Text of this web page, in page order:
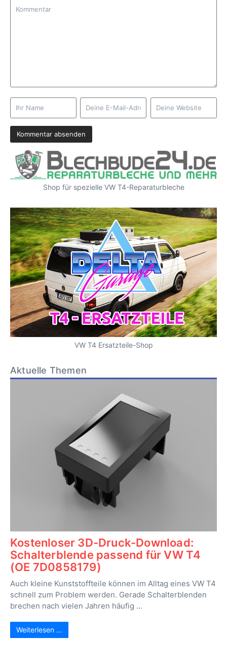
Shop für spezielle VW T4-Reparaturbleche
VW T4 Ersatzteile-Shop
Aktuelle Themen
Kostenloser 3D-Druck-Download:
Schalterblende passend für VW T4
(OE 7D0858179)
Auch kleine Kunststoffteile können im Alltag eines VW T4
schnell zum Problem werden. Gerade Schalterblenden
brechen nach vielen Jahren häufig ...
Weiterlesen …